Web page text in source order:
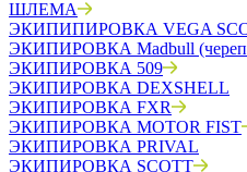
ШЛЕМА
ЭКИПИПИРОВКА VEGA
ЭКИПИРОВКА Madbull
ЭКИПИРОВКА 509
ЭКИПИРОВКА DEXSHELL
ЭКИПИРОВКА FXR
ЭКИПИРОВКА MOTOR FIST
ЭКИПИРОВКА PRIVAL
ЭКИПИРОВКА SCOTT